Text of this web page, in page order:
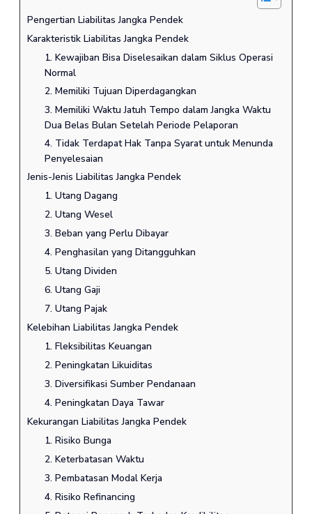
Pengertian Liabilitas Jangka Pendek
Karakteristik Liabilitas Jangka Pendek
1. Kewajiban Bisa Diselesaikan dalam Siklus Operasi
Normal
2. Memiliki Tujuan Diperdagangkan
3. Memiliki Waktu Jatuh Tempo dalam Jangka Waktu
Dua Belas Bulan Setelah Periode Pelaporan
4. Tidak Terdapat Hak Tanpa Syarat untuk Menunda
Penyelesaian
Jenis-Jenis Liabilitas Jangka Pendek
1. Utang Dagang
2. Utang Wesel
3. Beban yang Perlu Dibayar
4. Penghasilan yang Ditangguhkan
5. Utang Dividen
6. Utang Gaji
7. Utang Pajak
Kelebihan Liabilitas Jangka Pendek
1. Fleksibilitas Keuangan
2. Peningkatan Likuiditas
3. Diversifikasi Sumber Pendanaan
4. Peningkatan Daya Tawar
Kekurangan Liabilitas Jangka Pendek
1. Risiko Bunga
2. Keterbatasan Waktu
3. Pembatasan Modal Kerja
4. Risiko Refinancing